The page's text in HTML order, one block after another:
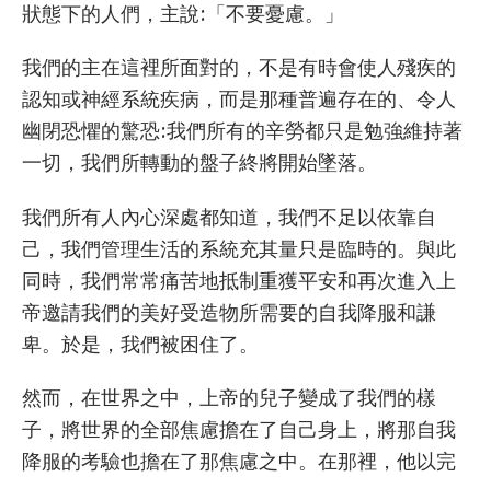
狀態下的人們，主說:「不要憂慮。」
我們的主在這裡所面對的，不是有時會使人殘疾的
認知或神經系統疾病，而是那種普遍存在的、令人
幽閉恐懼的驚恐:我們所有的辛勞都只是勉強維持著
一切，我們所轉動的盤子終將開始墜落。
我們所有人內心深處都知道，我們不足以依靠自
己，我們管理生活的系統充其量只是臨時的。與此
同時，我們常常痛苦地抵制重獲平安和再次進入上
帝邀請我們的美好受造物所需要的自我降服和謙
卑。於是，我們被困住了。
然而，在世界之中，上帝的兒子變成了我們的樣
子，將世界的全部焦慮擔在了自己身上，將那自我
降服的考驗也擔在了那焦慮之中。在那裡，他以完